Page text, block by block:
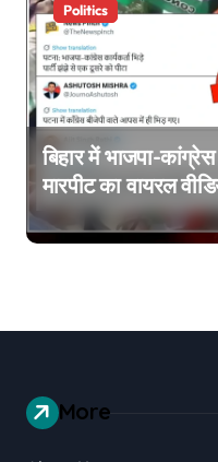
Politics
बिहार में भाजपा-कांग्रेस
मारपीट का वायरल
है
More